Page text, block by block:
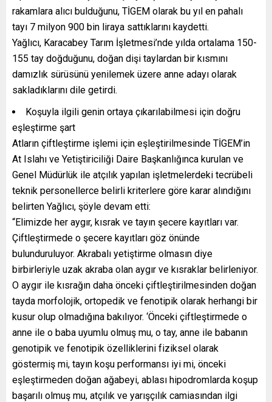
rakamlara alıcı bulduğunu, TİGEM olarak bu yıl en pahalı
tayı 7 milyon 900 bin liraya sattıklarını kaydetti.
Yağlıcı, Karacabey Tarım İşletmesi’nde yılda ortalama 150-
155 tay doğduğunu, doğan dişi taylardan bir kısmını
damızlık sürüsünü yenilemek üzere anne adayı olarak
sakladıklarını dile getirdi.
Koşuyla ilgili genin ortaya çıkarılabilmesi için doğru
eşleştirme şart
Atların çiftleştirme işlemi için eşleştirilmesinde TİGEM’in
At Islahı ve Yetiştiriciliği Daire Başkanlığınca kurulan ve
Genel Müdürlük ile atçılık yapılan işletmelerdeki tecrübeli
teknik personellerce belirli kriterlere göre karar alındığını
belirten Yağlıcı, şöyle devam etti:
“Elimizde her aygır, kısrak ve tayın şecere kayıtları var.
Çiftleştirmede o şecere kayıtları göz önünde
bulunduruluyor. Akrabalı yetiştirme olmasın diye
birbirleriyle uzak akraba olan aygır ve kısraklar belirleniyor.
O aygır ile kısrağın daha önceki çiftleştirilmesinden doğan
tayda morfolojik, ortopedik ve fenotipik olarak herhangi bir
kusur olup olmadığına bakılıyor. ‘Önceki çiftleştirmede o
anne ile o baba uyumlu olmuş mu, o tay, anne ile babanın
genotipik ve fenotipik özelliklerini fiziksel olarak
göstermiş mi, tayın koşu performansı iyi mi, önceki
eşleştirmeden doğan ağabeyi, ablası hipodromlarda koşup
başarılı olmuş mu, atçılık ve yarışçılık camiasından ilgi